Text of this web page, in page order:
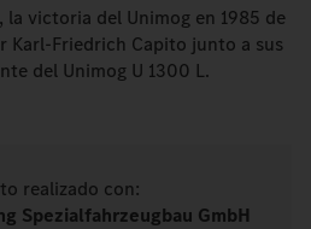
victoria del Unimog en 1985 de
Karl-Friedrich Capito junto a sus
del Unimog U 1300 L.
realizado con:
Spezialfahrzeugbau GmbH